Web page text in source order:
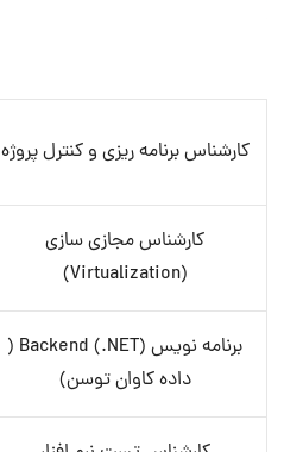
کارشناس برنامه ریزی و کنترل پروژه
کارشناس مجازی سازی
(Virtualization)
برنامه نویس Backend (.NET) (
داده کاوان توسن)